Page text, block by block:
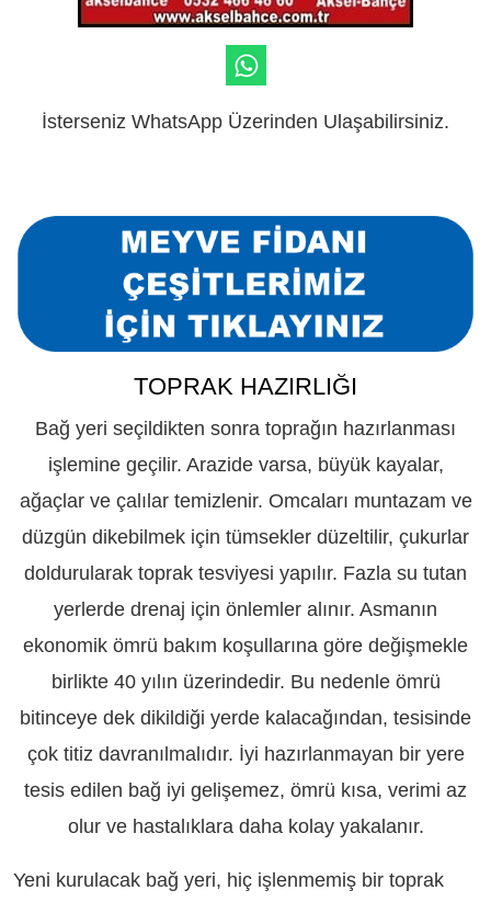
İsterseniz WhatsApp Üzerinden Ulaşabilirsiniz.
TOPRAK HAZIRLIĞI
Bağ yeri seçildikten sonra toprağın hazırlanması
işlemine geçilir. Arazide varsa, büyük kayalar,
ağaçlar ve çalılar temizlenir. Omcaları muntazam ve
düzgün dikebilmek için tümsekler düzeltilir, çukurlar
doldurularak toprak tesviyesi yapılır. Fazla su tutan
yerlerde drenaj için önlemler alınır. Asmanın
ekonomik ömrü bakım koşullarına göre değişmekle
birlikte 40 yılın üzerindedir. Bu nedenle ömrü
bitinceye dek dikildiği yerde kalacağından, tesisinde
çok titiz davranılmalıdır. İyi hazırlanmayan bir yere
tesis edilen bağ iyi gelişemez, ömrü kısa, verimi az
olur ve hastalıklara daha kolay yakalanır.
Yeni kurulacak bağ yeri, hiç işlenmemiş bir toprak